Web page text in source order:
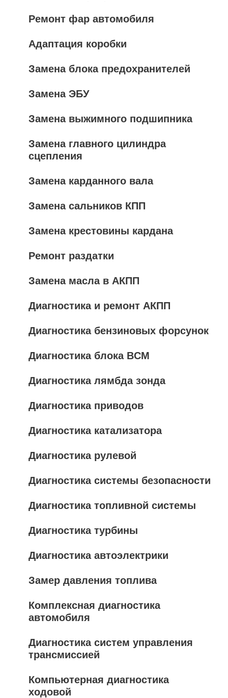
Ремонт фар автомобиля
Адаптация коробки
Замена блока предохранителей
Замена ЭБУ
Замена выжимного подшипника
Замена главного цилиндра
сцепления
Замена карданного вала
Замена сальников КПП
Замена крестовины кардана
Ремонт раздатки
Замена масла в АКПП
Диагностика и ремонт АКПП
Диагностика бензиновых форсунок
Диагностика блока BCM
Диагностика лямбда зонда
Диагностика приводов
Диагностика катализатора
Диагностика рулевой
Диагностика системы безопасности
Диагностика топливной системы
Диагностика турбины
Диагностика автоэлектрики
Замер давления топлива
Комплексная диагностика
автомобиля
Диагностика систем управления
трансмиссией
Компьютерная диагностика
ходовой